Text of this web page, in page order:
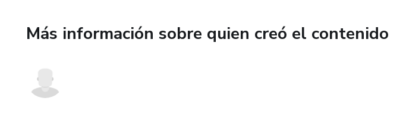
Más información sobre quien creó el contenido